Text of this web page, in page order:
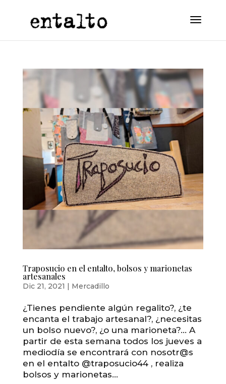
Traposucio en el entalto, bolsos y marionetas
artesanales
Dic 21, 2021 Mercadillo
¿Tienes pendiente algún regalito?, ¿te
encanta el trabajo artesanal?, ¿necesitas
un bolso nuevo?, ¿o una marioneta?… A
partir de esta semana todos los jueves a
mediodía se encontrará con nosotr@s
en el entalto @traposucio44 , realiza
bolsos y marionetas...